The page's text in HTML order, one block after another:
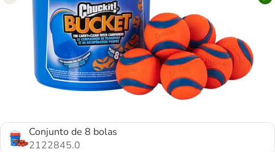
Conjunto de 8 bolas
2122845.0